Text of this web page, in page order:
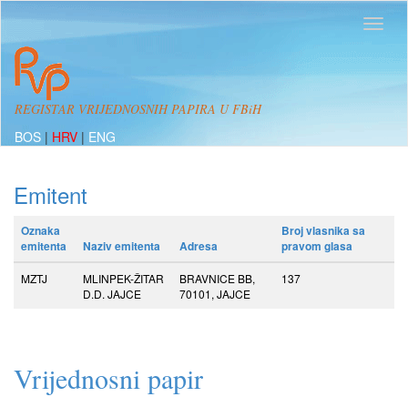
REGISTAR VRIJEDNOSNIH PAPIRA U FBiH
BOS | HRV | ENG
Emitent
Oznaka
emitenta
Naziv emitenta Adresa
Broj vlasnika sa
pravom glasa
MZTJ
MLINPEK-ŽITAR
D.D. JAJCE
BRAVNICE BB,
70101, JAJCE
137
Vrijednosni papir